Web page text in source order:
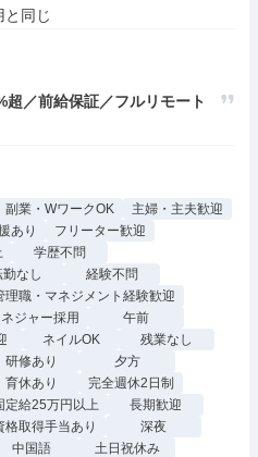
／前給保証／フルリモート
副業・WワークOK
主婦・主夫歓迎
あり
フリーター歓迎
学歴不問
勤なし
経験不問
理職・マネジメント経験歓迎
ジャー採用
午前
ネイルOK
残業なし
研修あり
夕方
育休あり
完全週休2日制
定給25万円以上
長期歓迎
格取得手当あり
深夜
中国語
土日祝休み